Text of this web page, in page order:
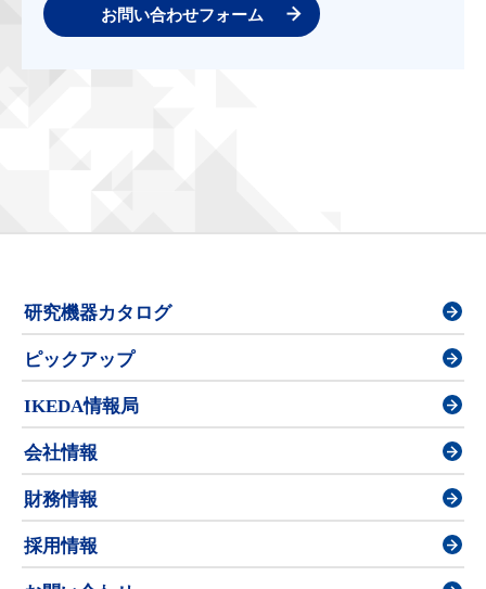
お問い合わせフォーム
研究機器カタログ
ピックアップ
IKEDA情報局
会社情報
財務情報
採用情報